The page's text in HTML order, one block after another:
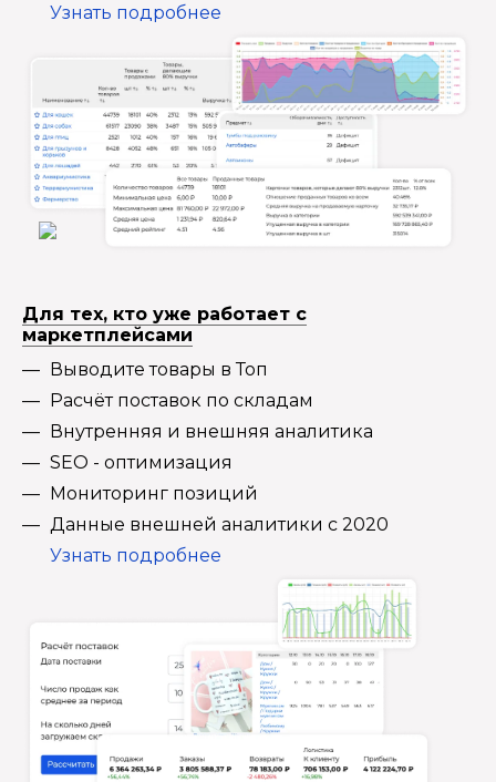
Узнать подробнее
Для тех, кто уже работает с
маркетплейсами
Выводите товары в Топ
Расчёт поставок по складам
Внутренняя и внешняя аналитика
SEO - оптимизация
Мониторинг позиций
Данные внешней аналитики с 2020
Узнать подробнее